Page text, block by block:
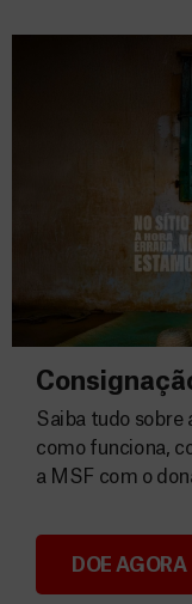
Saiba tudo sobre
como funciona,
a MSF com o
DOE AGORA